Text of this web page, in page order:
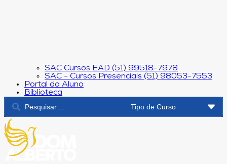
SAC Cursos EAD (51) 99518-7978
SAC - Cursos Presenciais (51) 98053-7553
Portal do Aluno
Biblioteca